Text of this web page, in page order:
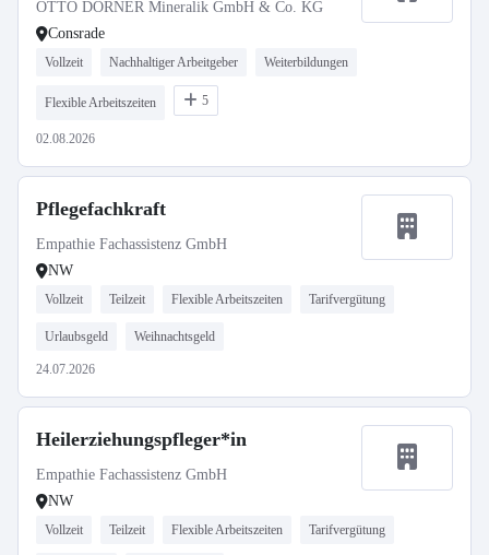
OTTO DÖRNER Mineralik GmbH & Co. KG
Consrade
Vollzeit Nachhaltiger Arbeitgeber Weiterbildungen
Flexible Arbeitszeiten 5
02.08.2026
Pflegefachkraft
Empathie Fachassistenz GmbH
NW
Vollzeit Teilzeit Flexible Arbeitszeiten Tarifvergütung
Urlaubsgeld Weihnachtsgeld
24.07.2026
Heilerziehungspfleger*in
Empathie Fachassistenz GmbH
NW
Vollzeit Teilzeit Flexible Arbeitszeiten Tarifvergütung